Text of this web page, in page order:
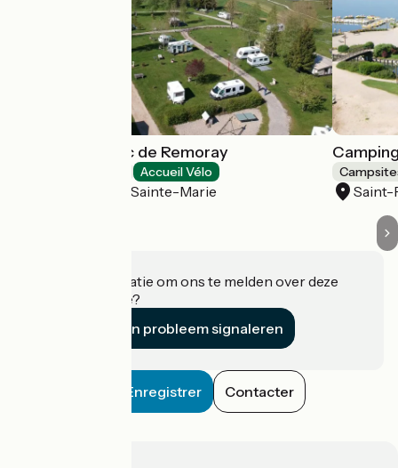
Camping du Lac de Remoray
Accueil Vélo
Labergement-Sainte-Marie
Heeft u informatie om ons te melden over deze
accommodatie?
Een probleem signaleren
Enregistrer Contacter